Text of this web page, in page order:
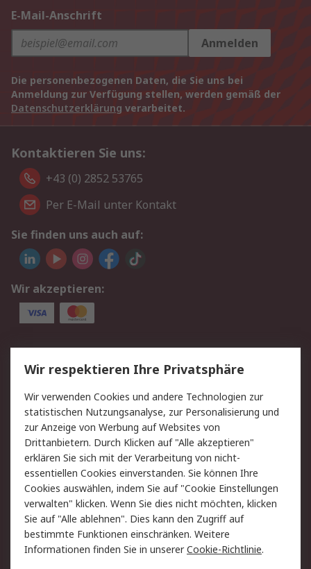
E-Mail-Anschrift
Anmelden
Die personenbezogenen Daten, die Sie uns bei
Anmeldung zur Verfügung stellen, werden gemäß der
Datenschutzerklärung verarbeitet.
Kontaktieren Sie uns:
+43 (0) 2852 53765
Per E-Mail unter Kontakt
Sie finden uns auch auf:
Wir akzeptieren:
Service
Value Added Services
Lieferlösungen
Rücksendung/Entsorgung Kontakt
Hilfe
Rechtliches
RS Verkaufs- und
Lieferbedingungen
Datenschutz
Cookie-Richtlinie
Zahlungsbedingungen
Impressum
Webseite Konditionen
Wir respektieren Ihre Privatsphäre
Wir verwenden Cookies und andere Technologien zur
statistischen Nutzungsanalyse, zur Personalisierung und
zur Anzeige von Werbung auf Websites von
Drittanbietern. Durch Klicken auf "Alle akzeptieren"
erklären Sie sich mit der Verarbeitung von nicht-
essentiellen Cookies einverstanden. Sie können Ihre
Cookies auswählen, indem Sie auf "Cookie Einstellungen
verwalten" klicken. Wenn Sie dies nicht möchten, klicken
Sie auf "Alle ablehnen". Dies kann den Zugriff auf
bestimmte Funktionen einschränken. Weitere
Informationen finden Sie in unsererCookie-Richtlinie.